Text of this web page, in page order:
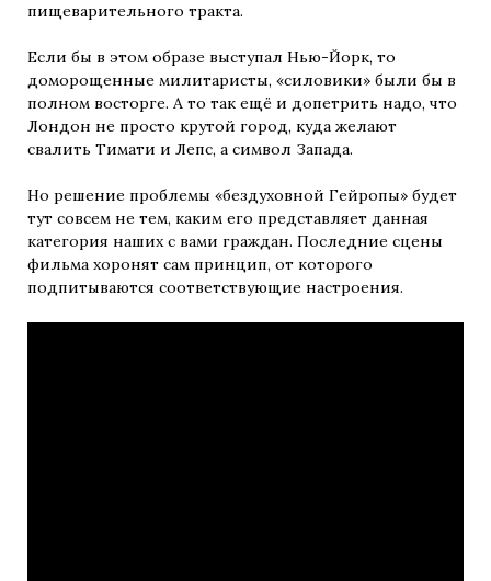
пищеварительного тракта.
Если бы в этом образе выступал Нью-Йорк, то
доморощенные милитаристы, «силовики» были бы в
полном восторге. А то так ещё и допетрить надо, что
Лондон не просто крутой город, куда желают
свалить Тимати и Лепс, а символ Запада.
Но решение проблемы «бездуховной Гейропы» будет
тут совсем не тем, каким его представляет данная
категория наших с вами граждан. Последние сцены
фильма хоронят сам принцип, от которого
подпитываются соответствующие настроения.